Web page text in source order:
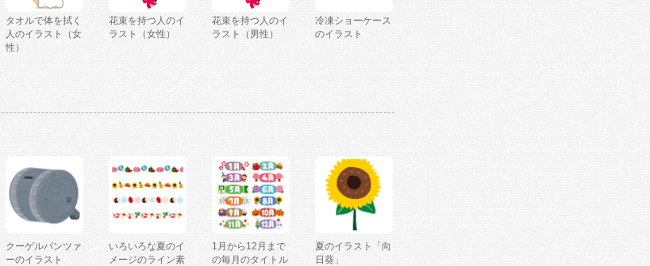
タオルで体を拭く
人のイラスト（女
性）
花束を持つ人のイ
ラスト（女性）
花束を持つ人のイ
ラスト（男性）
冷凍ショーケース
のイラスト
クーゲルパンツァ
ーのイラスト
いろいろな夏のイ
メージのライン素
1月から12月まで
の毎月のタイトル
夏のイラスト「向
日葵」